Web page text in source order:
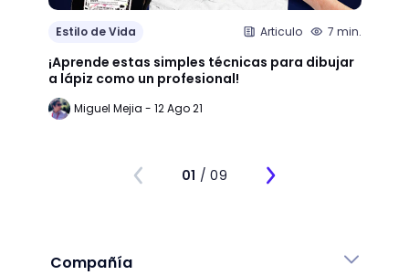
Estilo de Vida Articulo 7 min.
¡Aprende estas simples técnicas para dibujar
a lápiz como un profesional!
Miguel Mejia - 12 Ago 21
01 / 09
Compañía